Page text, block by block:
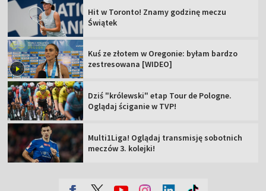
Hit w Toronto! Znamy godzinę meczu
Świątek
Kuś ze złotem w Oregonie: byłam bardzo
zestresowana [WIDEO]
Dziś "królewski" etap Tour de Pologne.
Oglądaj ściganie w TVP!
Multi1Liga! Oglądaj transmisję sobotnich
meczów 3. kolejki!